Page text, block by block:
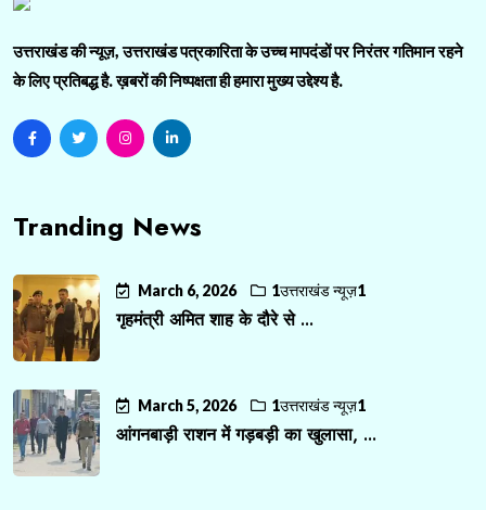
उत्तराखंड की न्यूज़, उत्तराखंड पत्रकारिता के उच्च मापदंडों पर निरंतर गतिमान रहने
के लिए प्रतिबद्ध है. ख़बरों की निष्पक्षता ही हमारा मुख्य उद्देश्य है.
Tranding News
March 6, 2026 1उत्तराखंड न्यूज़1
गृहमंत्री अमित शाह के दौरे से ...
March 5, 2026 1उत्तराखंड न्यूज़1
आंगनबाड़ी राशन में गड़बड़ी का खुलासा, ...